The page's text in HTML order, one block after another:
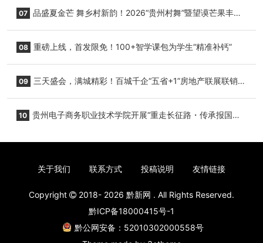
07 品盛夏金芒 舞乡村新韵！2026“贵州村舞”暨望谟芒果丰收
08 重磅上线，首发限免！100+智学课包为学生“精准补钙”
09 三天盛会，满城精彩！百城千企“五省+1”房地产联展联销活
10 贵州电子商务职业技术学院开展“重走长征路・传承报国
关于我们 联系方式 投稿说明 友情链接
Copyright 2018- 2026 黔新网 . All Rights Reserved.
黔ICP备18000415号-1
黔公网安备：52010302000558号